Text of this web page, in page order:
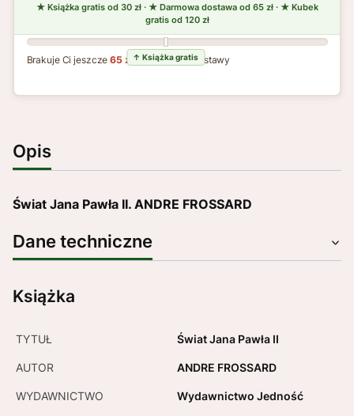
Brakuje Ci jeszcze65 zł do darmowej dostawy
Opis
Świat Jana Pawła II. ANDRE FROSSARD
Dane techniczne
Książka
TYTUŁ Świat Jana Pawła II
AUTOR ANDRE FROSSARD
WYDAWNICTWO Wydawnictwo Jedność